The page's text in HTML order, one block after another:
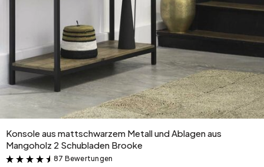
Konsole aus mattschwarzem Metall und Ablagen aus
Mangoholz 2 Schubladen Brooke
&
87 Bewertungen